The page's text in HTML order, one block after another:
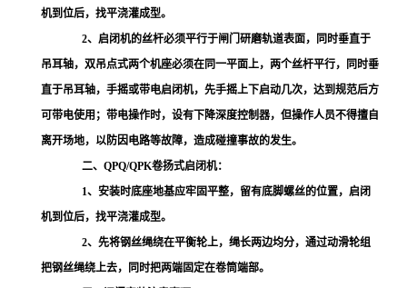
机到位后，找平浇灌成型。
2、启闭机的丝杆必须平行于闸门研磨轨道表面，同时垂直于
吊耳轴，双吊点式两个机座必须在同一平面上，两个丝杆平行，同时垂
直于吊耳轴，手摇或带电启闭机，先手摇上下启动几次，达到规范后方
可带电使用；带电操作时，设有下降深度控制器，但操作人员不得擅自
离开场地，以防因电路等故障，造成碰撞事故的发生。
二、QPQ/QPK卷扬式启闭机：
1、安装时底座地基应牢固平整，留有底脚螺丝的位置，启闭
机到位后，找平浇灌成型。
2、先将钢丝绳绕在平衡轮上，绳长两边均分，通过动滑轮组
把钢丝绳绕上去，同时把两端固定在卷筒端部。